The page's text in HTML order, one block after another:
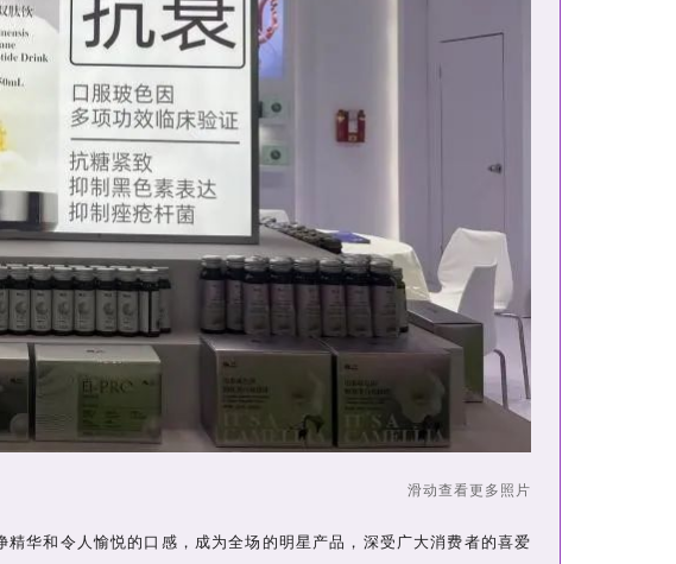
滑动查看更多照片
华和令人愉悦的口感，成为全场的明星产品，深受广大消费者的喜爱